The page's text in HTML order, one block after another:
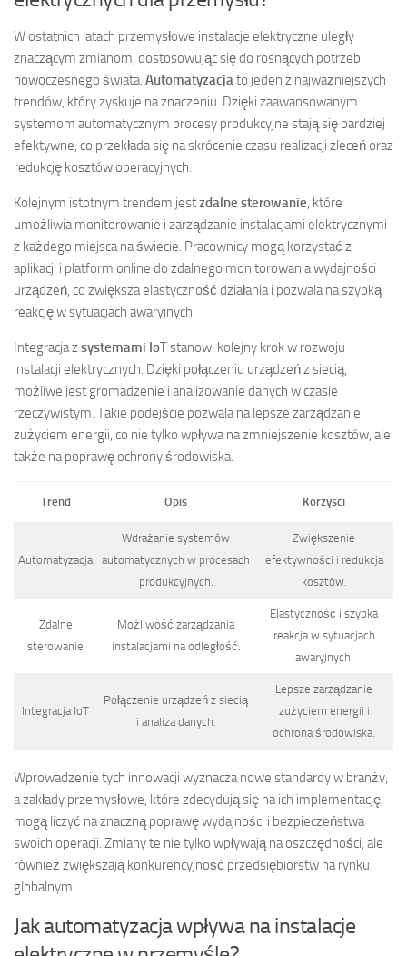
W ostatnich latach przemysłowe instalacje elektryczne uległy
znaczącym zmianom, dostosowując się do rosnących potrzeb
nowoczesnego świata. Automatyzacjato jeden z najważniejszych
trendów, który zyskuje na znaczeniu. Dzięki zaawansowanym
systemom automatycznym procesy produkcyjne stają się bardziej
efektywne, co przekłada się na skrócenie czasu realizacji zleceń oraz
redukcję kosztów operacyjnych.
Kolejnym istotnym trendem jestzdalne sterowanie, które
umożliwia monitorowanie i zarządzanie instalacjami elektrycznymi
z każdego miejsca na świecie. Pracownicy mogą korzystać z
aplikacji i platform online do zdalnego monitorowania wydajności
urządzeń, co zwiększa elastyczność działania i pozwala na szybką
reakcję w sytuacjach awaryjnych.
Integracja zsystemami IoTstanowi kolejny krok w rozwoju
instalacji elektrycznych. Dzięki połączeniu urządzeń z siecią,
możliwe jest gromadzenie i analizowanie danych w czasie
rzeczywistym. Takie podejście pozwala na lepsze zarządzanie
zużyciem energii, co nie tylko wpływa na zmniejszenie kosztów, ale
także na poprawę ochrony środowiska.
Trend Opis Korzysci
Automatyzacja
Wdrażanie systemów
automatycznych w procesach
produkcyjnych.
Zwiększenie
efektywności i redukcja
kosztów.
Zdalne
sterowanie
Możliwość zarządzania
instalacjami na odległość.
Elastyczność i szybka
reakcja w sytuacjach
awaryjnych.
Integracja IoT
Połączenie urządzeń z siecią
i analiza danych.
Lepsze zarządzanie
zużyciem energii i
ochrona środowiska.
Wprowadzenie tych innowacji wyznacza nowe standardy w branży,
a zakłady przemysłowe, które zdecydują się na ich implementację,
mogą liczyć na znaczną poprawę wydajności i bezpieczeństwa
swoich operacji. Zmiany te nie tylko wpływają na oszczędności, ale
również zwiększają konkurencyjność przedsiębiorstw na rynku
globalnym.
Jak automatyzacja wpływa na instalacje